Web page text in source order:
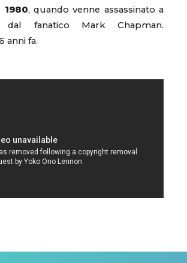
, quando venne assassinato a
fanatico Mark Chapman.
anni fa.